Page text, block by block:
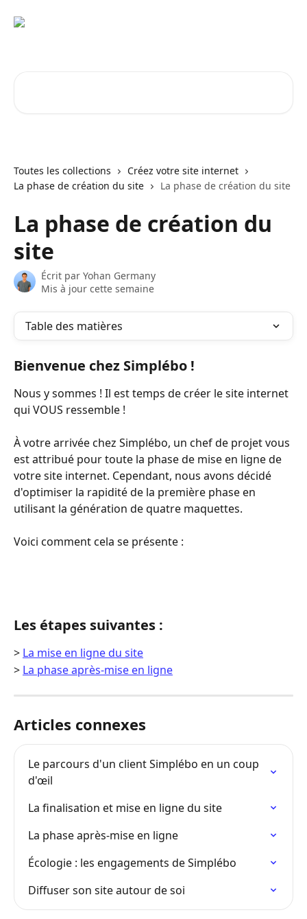
Toutes les collections
Créez votre site internet
La phase de création du site
La phase de création du site
La phase de création du
site
Écrit par Yohan Germany
Mis à jour cette semaine
Table des matières
Bienvenue chez Simplébo !
Nous y sommes ! Il est temps de créer le site internet
qui VOUS ressemble !
À votre arrivée chez Simplébo, un chef de projet vous
est attribué pour toute la phase de mise en ligne de
votre site internet. Cependant, nous avons décidé
d'optimiser la rapidité de la première phase en
utilisant la génération de quatre maquettes.
Voici comment cela se présente :
Les étapes suivantes :
> La mise en ligne du site
> La phase après-mise en ligne
Articles connexes
Le parcours d'un client Simplébo en un coup
d'œil
La finalisation et mise en ligne du site
La phase après-mise en ligne
Écologie : les engagements de Simplébo
Diffuser son site autour de soi